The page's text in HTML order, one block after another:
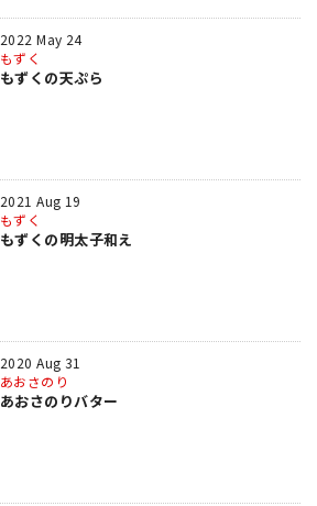
2022 May 24
もずく
もずくの天ぷら
2021 Aug 19
もずく
もずくの明太子和え
2020 Aug 31
あおさのり
あおさのりバター